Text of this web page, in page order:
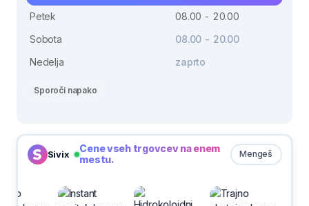
Petek
08.00 - 20.00
Sobota
08.00 - 20.00
Nedelja
zaprto
Sporoči napako
Sivix Mengeš
Cene vseh trgovcev na enem
mestu.